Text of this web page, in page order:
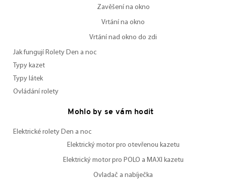
Zavěšení na okno
Vrtání na okno
Vrtání nad okno do zdi
Jak fungují Rolety Den a noc
Typy kazet
Typy látek
Ovládání rolety
Mohlo by se vám hodit
Elektrické rolety Den a noc
Elektrický motor pro otevřenou kazetu
Elektrický motor pro POLO a MAXI kazetu
Ovladač a nabíječka